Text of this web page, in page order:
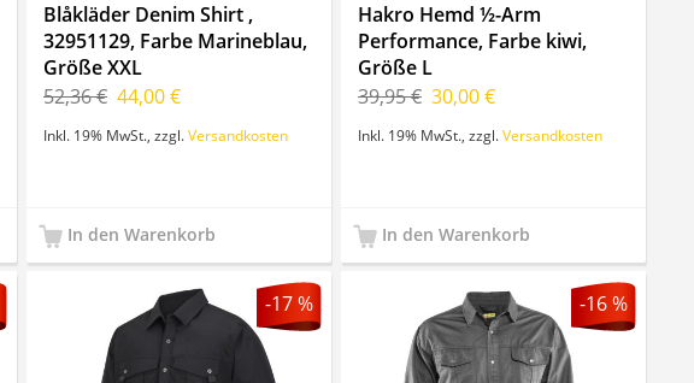
Blåkläder Denim Shirt ,
32951129, Farbe Marineblau,
Größe XXL
52,36 € 44,00 €
Inkl. 19% MwSt. zzgl. Versandkosten
In den Warenkorb
Hakro Hemd ½-Arm
Performance, Farbe kiwi,
Größe L
39,95 € 30,00 €
Inkl. 19% MwSt. zzgl. Versandkosten
In den Warenkorb
-17 % -16 %